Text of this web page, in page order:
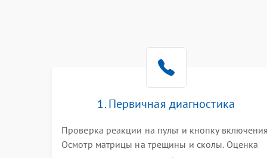
Программное обеспечение
Корпус и механика
1. Первичная диагностика
Проверка реакции на пульт и кнопку
Осмотр матрицы на трещины и сколы. Оценка